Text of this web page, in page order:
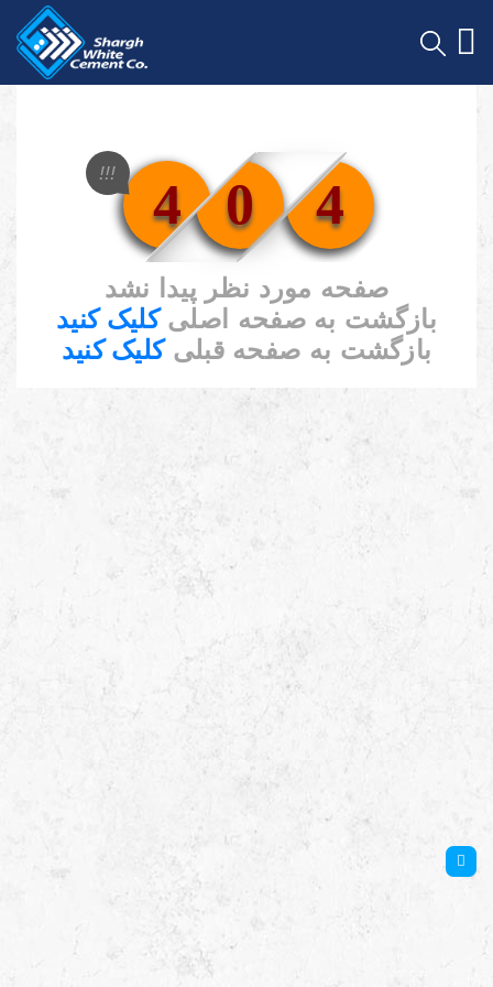
4 0 4
!!!
صفحه مورد نظر پیدا نشد
بازگشت به صفحه اصلیکلیک کنید
بازگشت به صفحه قبلیکلیک کنید